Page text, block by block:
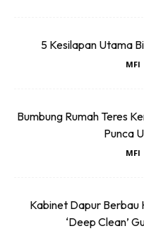
5 Kesilapan Utama
MFI
Bumbung Rumah Teres
Punca
MFI
Kabinet Dapur Berbau
‘Deep Clean’